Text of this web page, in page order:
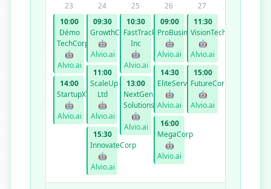
23
10:00
Démo
TechCorp
🤖
Alvio.ai
14:00
StartupXYZ
🤖
Alvio.ai
24
09:30
GrowthCo
🤖
Alvio.ai
11:00
ScaleUp
Ltd
🤖
Alvio.ai
15:30
InnovateCorp
🤖
Alvio.ai
25
10:30
FastTrack
Inc
🤖
Alvio.ai
13:00
NextGen
Solutions
🤖
Alvio.ai
26
09:00
ProBusiness
🤖
Alvio.ai
14:30
EliteServices
🤖
Alvio.ai
16:00
MegaCorp
🤖
Alvio.ai
27
11:30
VisionTech
🤖
Alvio.ai
15:00
FutureCorp
🤖
Alvio.ai